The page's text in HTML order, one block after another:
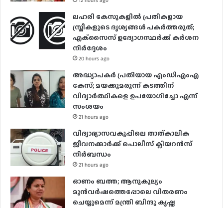
ലഹരി കേസുകളിൽ പ്രതികളായ
സ്ത്രീകളുടെ ദൃശ്യങ്ങൾ പകർത്തരുത്;
എക്‌സൈസ് ഉദ്യോഗസ്ഥർക്ക് കർശന
നിർദ്ദേശം
20 hours ago
അദ്ധ്യാപകർ പ്രതിയായ എംഡിഎംഎ
കേസ്; മയക്കുമരുന്ന് കടത്തിന്
വിദ്യാർത്ഥികളെ ഉപയോ​ഗിച്ചോ എന്ന്
സംശയം
21 hours ago
വിദ്യാഭ്യാസവകുപ്പിലെ താത്കാലിക
ജീവനക്കാർക്ക് പൊലീസ് ക്ലിയറൻസ്
നിർബന്ധം
21 hours ago
ഓണം ബത്ത; ആനുകൂല്യം
മുൻവർഷത്തെപ്പോലെ വിതരണം
ചെയ്യുമെന്ന് മന്ത്രി ബിന്ദു കൃഷ്ണ